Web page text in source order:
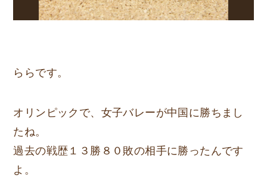
ららです。
オリンピックで、女子バレーが中国に勝ちまし
たね。
過去の戦歴１３勝８０敗の相手に勝ったんです
よ。